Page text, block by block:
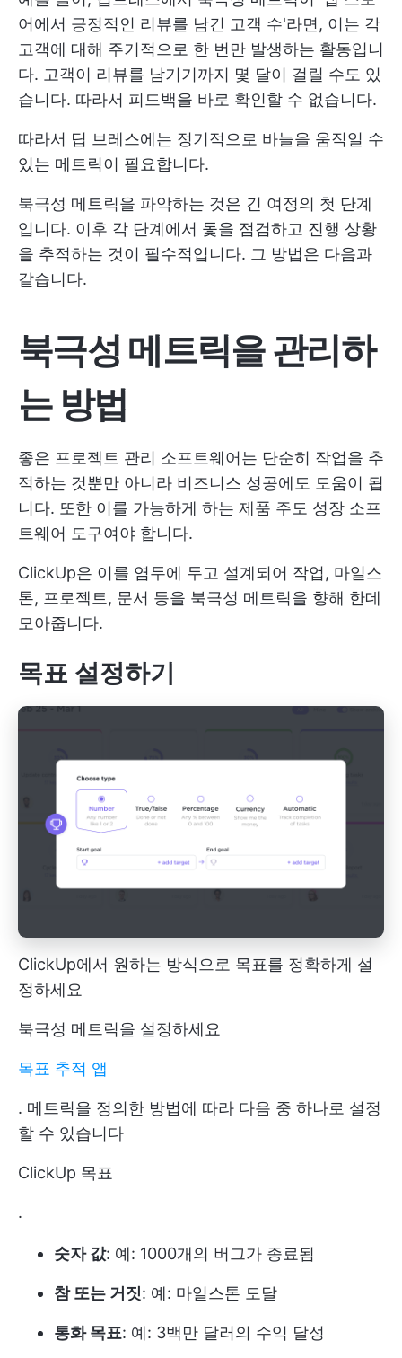
어에서 긍정적인 리뷰를 남긴 고객 수'라면, 이는 각
고객에 대해 주기적으로 한 번만 발생하는 활동입니
다. 고객이 리뷰를 남기기까지 몇 달이 걸릴 수도 있
습니다. 따라서 피드백을 바로 확인할 수 없습니다.
따라서 딥 브레스에는 정기적으로 바늘을 움직일 수
있는 메트릭이 필요합니다.
북극성 메트릭을 파악하는 것은 긴 여정의 첫 단계
입니다. 이후 각 단계에서 돛을 점검하고 진행 상황
을 추적하는 것이 필수적입니다. 그 방법은 다음과
같습니다.
북극성 메트릭을 관리하
는 방법
좋은 프로젝트 관리 소프트웨어는 단순히 작업을 추
적하는 것뿐만 아니라 비즈니스 성공에도 도움이 됩
니다. 또한 이를 가능하게 하는 제품 주도 성장 소프
트웨어 도구여야 합니다.
ClickUp은 이를 염두에 두고 설계되어 작업, 마일스
톤, 프로젝트, 문서 등을 북극성 메트릭을 향해 한데
모아줍니다.
목표 설정하기
ClickUp에서 원하는 방식으로 목표를 정확하게 설
정하세요
북극성 메트릭을 설정하세요
목표 추적 앱
. 메트릭을 정의한 방법에 따라 다음 중 하나로 설정
할 수 있습니다
ClickUp 목표
.
숫자 값: 예: 1000개의 버그가 종료됨
참 또는 거짓: 예: 마일스톤 도달
통화 목표: 예: 3백만 달러의 수익 달성